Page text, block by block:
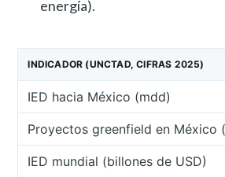
energía).
INDICADOR (UNCTAD, CIFRAS 2025)
IED hacia México (mdd)
Proyectos greenfield en México
IED mundial (billones de USD)